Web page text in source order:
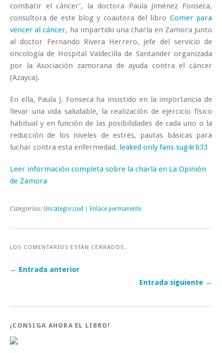
combatir el cáncer’, la doctora Paula Jiménez Fonseca,
consultora de este blog y coautora del libro Comer para
vencer al cáncer, ha impartido una charla en Zamora junto
al doctor Fernando Rivera Herrero, jefe del servicio de
oncología de Hospital Valdecilla de Santander organizada
por la Asociación zamorana de ayuda contra el cáncer
(Azayca).
En ella, Paula J. Fonseca ha insistido en la importancia de
llevar una vida saludable, la realización de ejercicio físico
habitual y en función de las posibilidades de cada uno o la
reducción de los niveles de estrés, pautas básicas para
luchar contra esta enfermedad. leaked only fans sug4rb33
Leer información completa sobre la charla en La Opinión
de Zamora
Categorías: Uncategorized Enlace permanente
LOS COMENTARIOS ESTÁN CERRADOS.
← Entrada anterior
Entrada siguiente →
¡CONSIGA AHORA EL LIBRO!